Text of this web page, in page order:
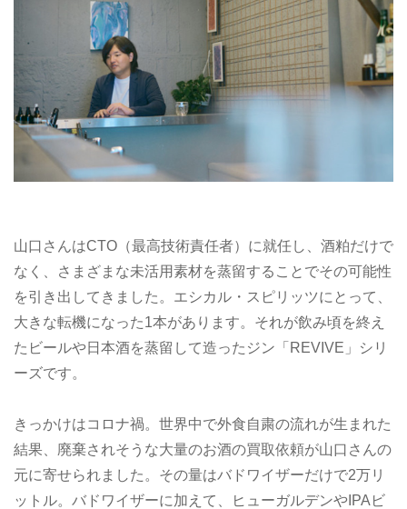
山口さんはCTO（最高技術責任者）に就任し、酒粕だけで
なく、さまざまな未活用素材を蒸留することでその可能性
を引き出してきました。エシカル・スピリッツにとって、
大きな転機になった1本があります。それが飲み頃を終え
たビールや日本酒を蒸留して造ったジン「REVIVE」シリ
ーズです。
きっかけはコロナ禍。世界中で外食自粛の流れが生まれた
結果、廃棄されそうな大量のお酒の買取依頼が山口さんの
元に寄せられました。その量はバドワイザーだけで2万リ
ットル。バドワイザーに加えて、ヒューガルデンやIPAビ